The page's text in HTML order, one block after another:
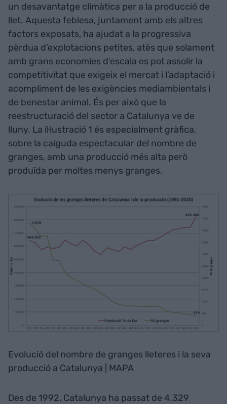
un desavantatge climàtica per a la producció de
llet. Aquesta feblesa, juntament amb els altres
factors exposats, ha ajudat a la progressiva
pèrdua d’explotacions petites, atès que solament
amb grans economies d’escala es pot assolir la
competitivitat que exigeix el mercat i l’adaptació i
acompliment de les exigències mediambientals i
de benestar animal. És per això que la
reestructuració del sector a Catalunya ve de
lluny. La il·lustració 1 és especialment gràfica,
sobre la caiguda espectacular del nombre de
granges, amb una producció més alta però
produïda per moltes menys granges.
Evolució del nombre de granges lleteres i la seva
producció a Catalunya | MAPA
Des de 1992, Catalunya ha passat de 4.329